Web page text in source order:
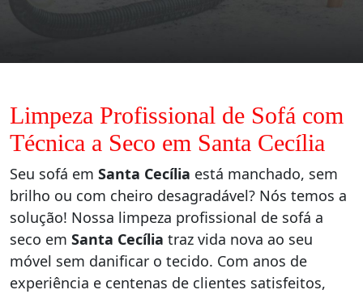
Limpeza Profissional de Sofá com
Técnica a Seco em Santa Cecília
Seu sofá em Santa Cecília está manchado, sem
brilho ou com cheiro desagradável? Nós temos a
solução! Nossa limpeza profissional de sofá a
seco em Santa Cecília traz vida nova ao seu
móvel sem danificar o tecido. Com anos de
experiência e centenas de clientes satisfeitos,